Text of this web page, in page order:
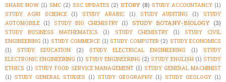
SHARE NOW (1) SMC (2) SSC UPDATES (2) STORY (8) STUDY ACCOUNTANCY (1)
STUDY AGRI SCIENCE
(1) STUDY ARABIC (1) STUDY AUDITING (1)
STUDY
AUTOMOBILE (1) STUDY BIO CHEMISTRY (1) STUDY BOTANY-BIOLOGY (3)
STUDY BUSINESS MATHEMATICS (1) STUDY CHEMISTRY (1)
STUDY CIVIL
ENGINEERING (1) STUDY COMMERCE (1) STUDY COMPUTER (2) STUDY ECONOMICS
(1)
STUDY EDUCATION (2) STUDY ELECTRICAL ENGINEERING (1)
STUDY
ELECTRONIC ENGINEERING (1) STUDY ENGINEERING (2) STUDY ENGLISH (1) STUDY
ETHICS (1) STUDY FOOD SERVICE MANAGEMENT (1) STUDY GENERAL MACHINIST
(1) STUDY GENERAL STUDIES (1) STUDY GEOGRAPHY (1) STUDY GEOLOGY (1)